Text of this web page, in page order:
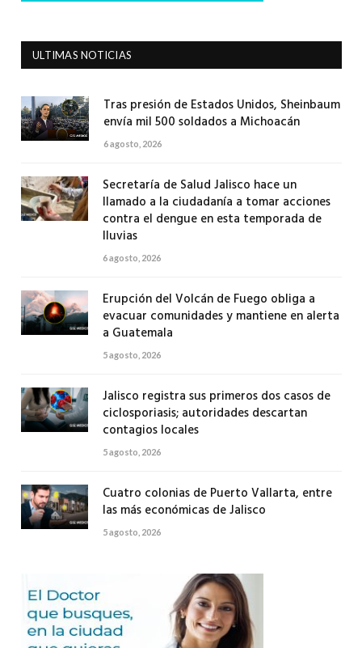
ULTIMAS NOTICIAS
Tras presión de Estados Unidos, Sheinbaum
envía mil 500 soldados a Michoacán
6 agosto, 2026
Secretaría de Salud Jalisco hace un
llamado a la ciudadanía a tomar acciones
contra el dengue en esta temporada de
lluvias
6 agosto, 2026
Erupción del Volcán de Fuego obliga a
evacuar comunidades y mantiene en alerta
a Guatemala
5 agosto, 2026
Jalisco registra sus primeros dos casos de
ciclosporiasis; autoridades descartan
contagios locales
5 agosto, 2026
Cuatro colonias de Puerto Vallarta, entre
las más económicas de Jalisco
5 agosto, 2026